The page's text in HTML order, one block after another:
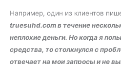
Например, один из клиентов
truesuhd.com в течение
неплохие деньги. Но когда я
средства, то столкнулся с
отвечает на мои запросы и не